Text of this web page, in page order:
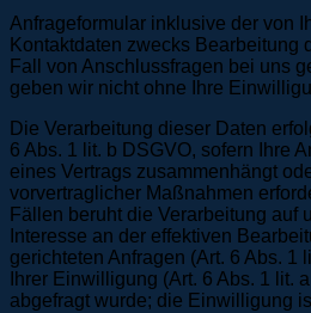
Anfrageformular inklusive der von
Kontaktdaten zwecks Bearbeitung
Fall von Anschlussfragen bei uns
geben wir nicht ohne Ihre
Die Verarbeitung dieser Daten
6 Abs. 1 lit. b DSGVO, sofern Ihre
eines Vertrags zusammenhängt
vorvertraglicher Maßnahmen
Fällen beruht die Verarbeitung auf
Interesse an der effektiven
gerichteten Anfragen (Art. 6 Abs. 1
Ihrer Einwilligung (Art. 6 Abs. 1 lit.
abgefragt wurde; die Einwilligung